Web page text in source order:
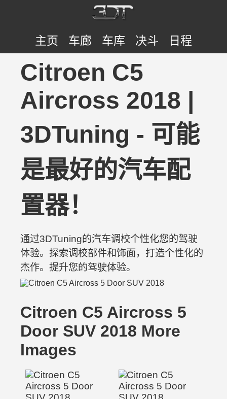
主页 车廊 车库 决斗 日程
Citroen C5
Aircross 2018 |
3DTuning - 可能
是最好的汽车配
置器！
通过3DTuning的汽车调校个性化您的驾驶
体验。探索调校部件和饰面，打造个性化的
杰作。提升您的驾驶体验。
Citroen C5 Aircross 5
Door SUV 2018 More
Images